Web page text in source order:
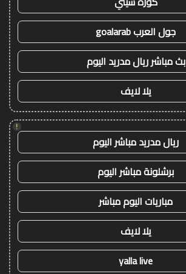
جول العرب goalarab
بث مباشر ريال مدريد اليوم
يلا لايف
!
ريال مدريد مباشر اليوم
برشلونة مباشر اليوم
مباريات اليوم مباشر
يلا لايف
yalla live